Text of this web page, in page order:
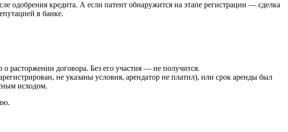
одобрения кредита. А если патент обнаружится на этапе регистрации — сделка
в банке.
расторжении договора. Без его участия — не получится.
не указаны условия, арендатор не платил), или срок аренды был
исходом.